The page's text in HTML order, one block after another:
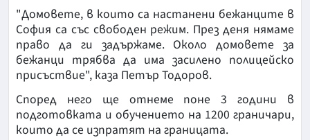
"Домовете, в които са настанени бежанците в
София са със свободен режим. През деня нямаме
право да ги задържаме. Около домовете за
бежанци трябва да има засилено полицейско
присъствие", каза Петър Тодоров.
Според него ще отнеме поне 3 години в
подготовката и обучението на 1200 граничари,
които да се изпратят на границата.